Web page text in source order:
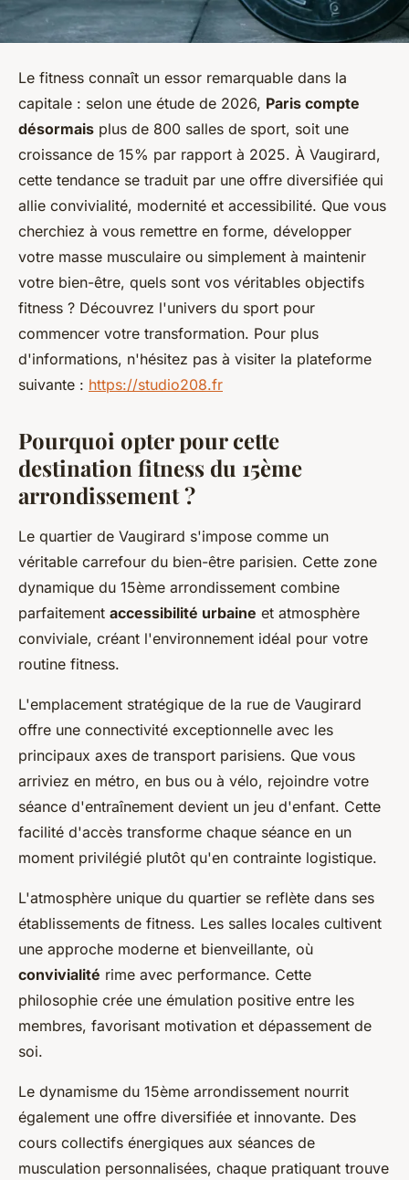
Le fitness connaît un essor remarquable dans la
capitale : selon une étude de 2026, Paris compte
désormais plus de 800 salles de sport, soit une
croissance de 15% par rapport à 2025. À Vaugirard,
cette tendance se traduit par une offre diversifiée qui
allie convivialité, modernité et accessibilité. Que vous
cherchiez à vous remettre en forme, développer
votre masse musculaire ou simplement à maintenir
votre bien-être, quels sont vos véritables objectifs
fitness ? Découvrez l'univers du sport pour
commencer votre transformation. Pour plus
d'informations, n'hésitez pas à visiter la plateforme
suivante : https://studio208.fr
Pourquoi opter pour cette
destination fitness du 15ème
arrondissement ?
Le quartier de Vaugirard s'impose comme un
véritable carrefour du bien-être parisien. Cette zone
dynamique du 15ème arrondissement combine
parfaitement accessibilité urbaine et atmosphère
conviviale, créant l'environnement idéal pour votre
routine fitness.
L'emplacement stratégique de la rue de Vaugirard
offre une connectivité exceptionnelle avec les
principaux axes de transport parisiens. Que vous
arriviez en métro, en bus ou à vélo, rejoindre votre
séance d'entraînement devient un jeu d'enfant. Cette
facilité d'accès transforme chaque séance en un
moment privilégié plutôt qu'en contrainte logistique.
L'atmosphère unique du quartier se reflète dans ses
établissements de fitness. Les salles locales cultivent
une approche moderne et bienveillante, où
convivialité rime avec performance. Cette
philosophie crée une émulation positive entre les
membres, favorisant motivation et dépassement de
soi.
Le dynamisme du 15ème arrondissement nourrit
également une offre diversifiée et innovante. Des
cours collectifs énergiques aux séances de
musculation personnalisées, chaque pratiquant trouve